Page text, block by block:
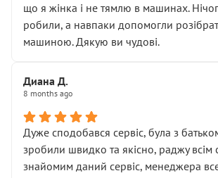
що я жінка і не тямлю в машинах.
робили, а навпаки допомогли
машиною. Дякую ви чудові.
Диана Д.
8 months ago
Дуже сподобався сервіс, була з
зробили швидко та якісно, раджу всім
знайомим даний сервіс, менеджера